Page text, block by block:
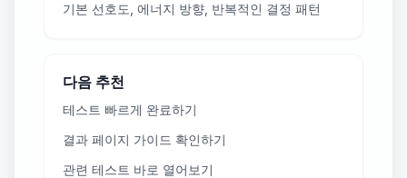
기본 선호도, 에너지 방향, 반복적인 결정 패턴
다음 추천
테스트 빠르게 완료하기
결과 페이지 가이드 확인하기
관련 테스트 바로 열어보기